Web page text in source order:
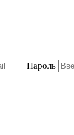
Пароль